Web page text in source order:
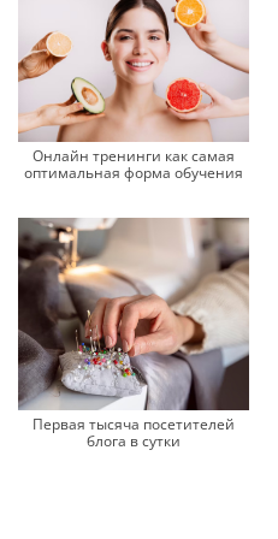
Онлайн тренинги как самая
оптимальная форма обучения
Первая тысяча посетителей
блога в сутки